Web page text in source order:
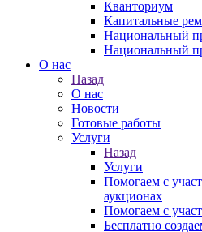
Кванториум
Капитальные
Национальный
Национальный
О нас
Назад
О нас
Новости
Готовые работы
Услуги
Назад
Услуги
Помогаем с
аукционах
Помогаем с
Бесплатно